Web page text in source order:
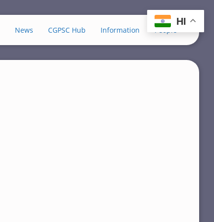
News CGPSC Hub Information People
HI